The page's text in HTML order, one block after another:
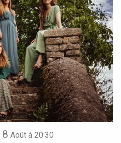
8 Août à 20:30